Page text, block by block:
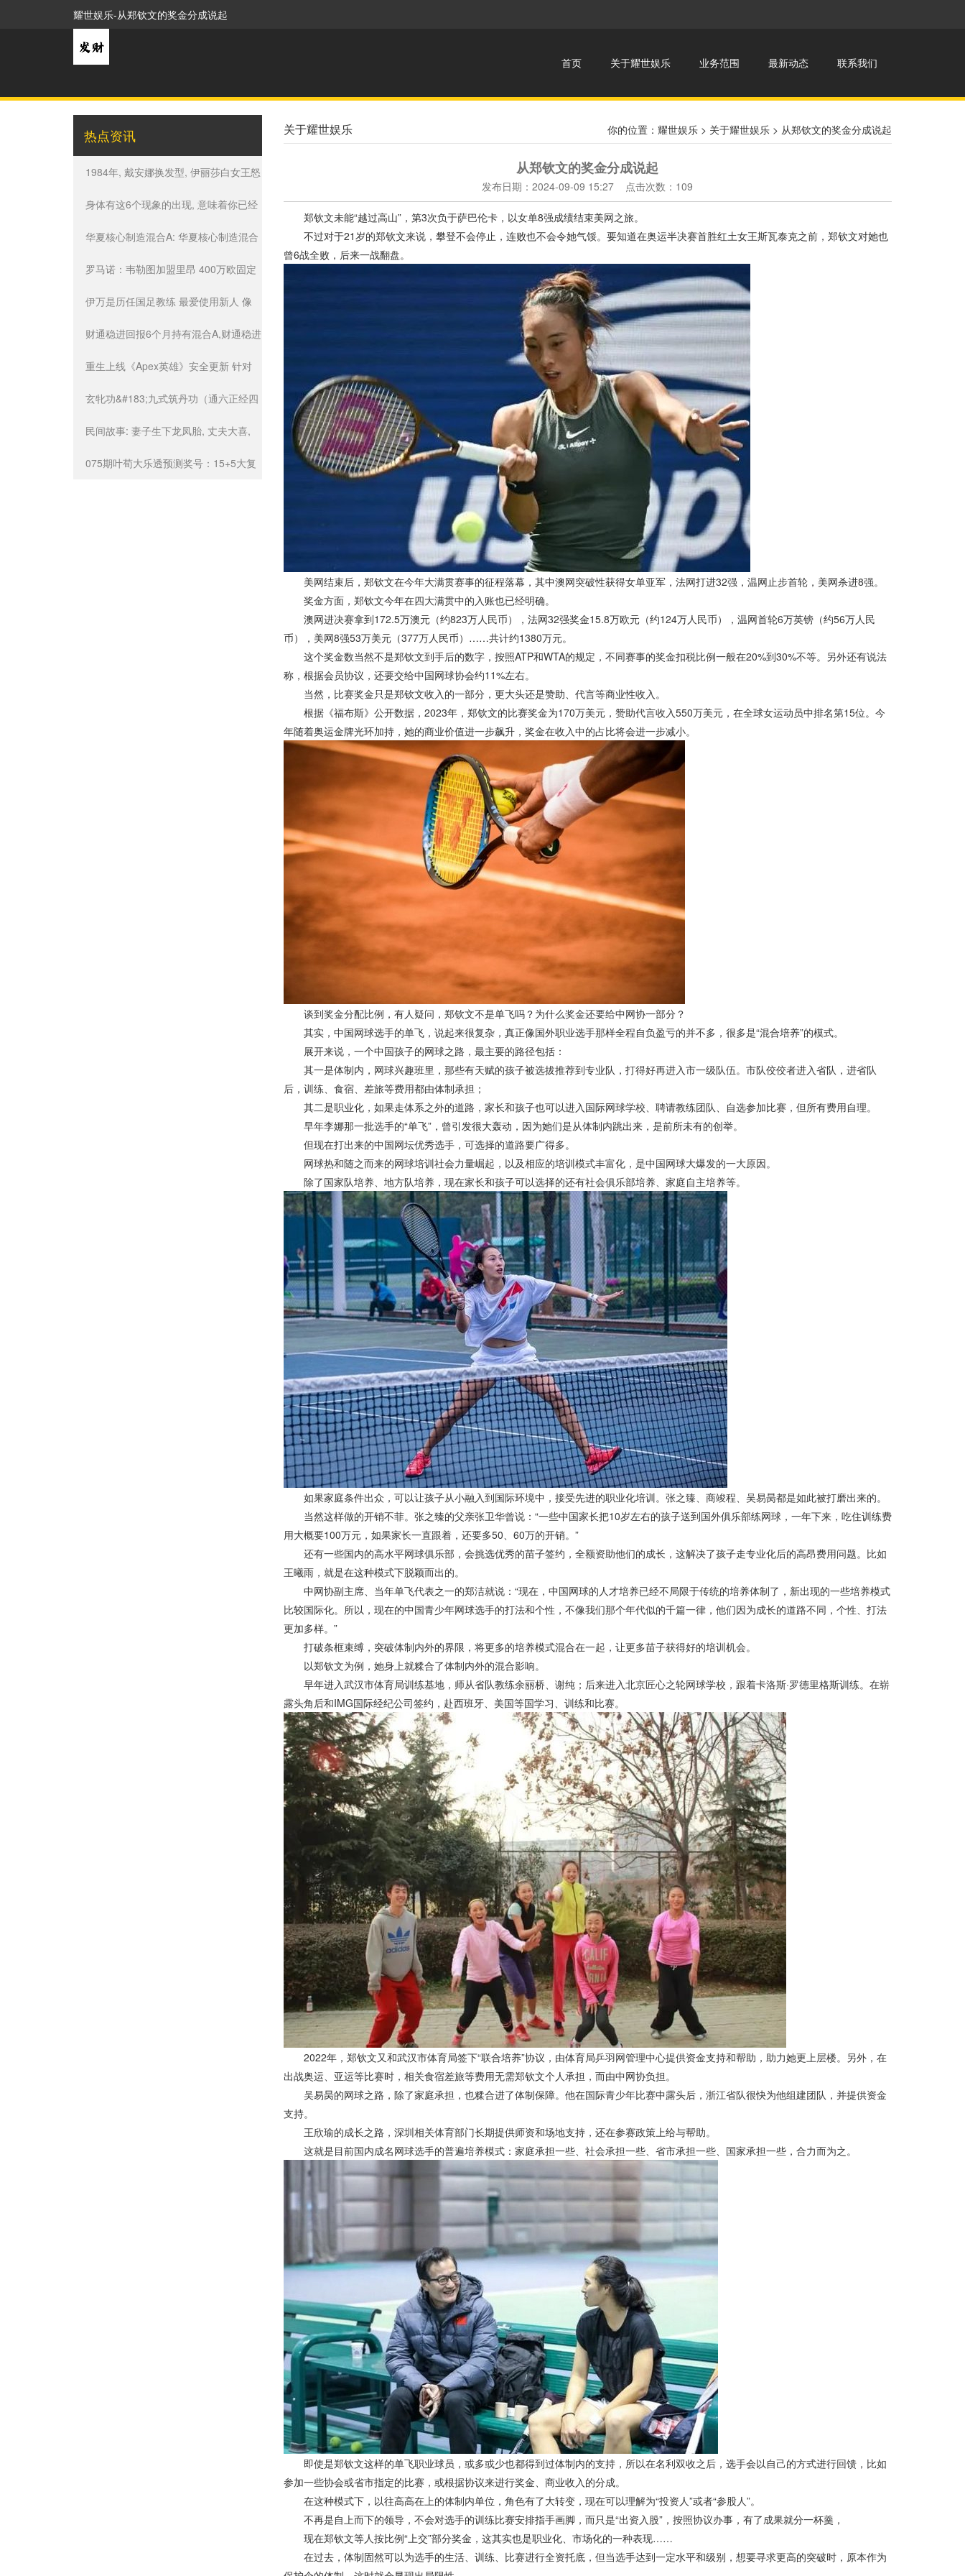
耀世娱乐-从郑钦文的奖金分成说起
首页 关于耀世娱乐 业务范围 最新动态 联系我们
热点资讯
1984年, 戴安娜换发型, 伊丽莎白女王怒
不可遏, 从此她不再留长发
身体有这6个现象的出现, 意味着你已经
开始瘦了
华夏核心制造混合A: 华夏核心制造混合
型证券投资基金(华夏核心制造混合A)基
金产品资料概要更新(2024-07-13)
罗马诺：韦勒图加盟里昂 400万欧固定
+100万浮动
伊万是历任国足教练 最爱使用新人 像
徐皓阳 18强还会有更多机会
财通稳进回报6个月持有混合A,财通稳进
回报6个月持有混合C: 财通稳进回报6个
月持有期混合型证券投资基金托管协议
(2024年07月13日公告)
重生上线《Apex英雄》安全更新 针对
黑客外挂入侵
玄牝功&#183;九式筑丹功（通六正经四
奇经）
民间故事: 妻子生下龙凤胎, 丈夫大喜,
乞丐悄悄说: 孩子不是你的
075期叶荀大乐透预测奖号：15+5大复
关于耀世娱乐 你的位置： 耀世娱乐 > 关于耀世娱乐 > 从郑钦文的奖金分成说起
从郑钦文的奖金分成说起
发布日期：2024-09-09 15:27 点击次数：109
郑钦文未能“越过高山”，第3次负于萨巴伦卡，以女单8强成绩结束美网之旅。
不过对于21岁的郑钦文来说，攀登不会停止，连败也不会令她气馁。要知道在奥运半决赛首胜红土女王斯瓦泰克之前，郑钦文对她也
曾6战全败，后来一战翻盘。
美网结束后，郑钦文在今年大满贯赛事的征程落幕，其中澳网突破性获得女单亚军，法网打进32强，温网止步首轮，美网杀进8强。
奖金方面，郑钦文今年在四大满贯中的入账也已经明确。
澳网进决赛拿到172.5万澳元（约823万人民币），法网32强奖金15.8万欧元（约124万人民币），温网首轮6万英镑（约56万人民
币），美网8强53万美元（377万人民币）……共计约1380万元。
这个奖金数当然不是郑钦文到手后的数字，按照ATP和WTA的规定，不同赛事的奖金扣税比例一般在20%到30%不等。另外还有说法
称，根据会员协议，还要交给中国网球协会约11%左右。
当然，比赛奖金只是郑钦文收入的一部分，更大头还是赞助、代言等商业性收入。
根据《福布斯》公开数据，2023年，郑钦文的比赛奖金为170万美元，赞助代言收入550万美元，在全球女运动员中排名第15位。今
年随着奥运金牌光环加持，她的商业价值进一步飙升，奖金在收入中的占比将会进一步减小。
谈到奖金分配比例，有人疑问，郑钦文不是单飞吗？为什么奖金还要给中网协一部分？
其实，中国网球选手的单飞，说起来很复杂，真正像国外职业选手那样全程自负盈亏的并不多，很多是“混合培养”的模式。
展开来说，一个中国孩子的网球之路，最主要的路径包括：
其一是体制内，网球兴趣班里，那些有天赋的孩子被选拔推荐到专业队，打得好再进入市一级队伍。市队佼佼者进入省队，进省队
后，训练、食宿、差旅等费用都由体制承担；
其二是职业化，如果走体系之外的道路，家长和孩子也可以进入国际网球学校、聘请教练团队、自选参加比赛，但所有费用自理。
早年李娜那一批选手的“单飞”，曾引发很大轰动，因为她们是从体制内跳出来，是前所未有的创举。
但现在打出来的中国网坛优秀选手，可选择的道路要广得多。
网球热和随之而来的网球培训社会力量崛起，以及相应的培训模式丰富化，是中国网球大爆发的一大原因。
除了国家队培养、地方队培养，现在家长和孩子可以选择的还有社会俱乐部培养、家庭自主培养等。
如果家庭条件出众，可以让孩子从小融入到国际环境中，接受先进的职业化培训。张之臻、商竣程、吴易昺都是如此被打磨出来的。
当然这样做的开销不菲。张之臻的父亲张卫华曾说：“一些中国家长把10岁左右的孩子送到国外俱乐部练网球，一年下来，吃住训练费
用大概要100万元，如果家长一直跟着，还要多50、60万的开销。”
还有一些国内的高水平网球俱乐部，会挑选优秀的苗子签约，全额资助他们的成长，这解决了孩子走专业化后的高昂费用问题。比如
王曦雨，就是在这种模式下脱颖而出的。
中网协副主席、当年单飞代表之一的郑洁就说：“现在，中国网球的人才培养已经不局限于传统的培养体制了，新出现的一些培养模式
比较国际化。所以，现在的中国青少年网球选手的打法和个性，不像我们那个年代似的千篇一律，他们因为成长的道路不同，个性、打法
更加多样。”
打破条框束缚，突破体制内外的界限，将更多的培养模式混合在一起，让更多苗子获得好的培训机会。
以郑钦文为例，她身上就糅合了体制内外的混合影响。
早年进入武汉市体育局训练基地，师从省队教练余丽桥、谢纯；后来进入北京匠心之轮网球学校，跟着卡洛斯·罗德里格斯训练。在崭
露头角后和IMG国际经纪公司签约，赴西班牙、美国等国学习、训练和比赛。
2022年，郑钦文又和武汉市体育局签下“联合培养”协议，由体育局乒羽网管理中心提供资金支持和帮助，助力她更上层楼。另外，在
出战奥运、亚运等比赛时，相关食宿差旅等费用无需郑钦文个人承担，而由中网协负担。
吴易昺的网球之路，除了家庭承担，也糅合进了体制保障。他在国际青少年比赛中露头后，浙江省队很快为他组建团队，并提供资金
支持。
王欣瑜的成长之路，深圳相关体育部门长期提供师资和场地支持，还在参赛政策上给与帮助。
这就是目前国内成名网球选手的普遍培养模式：家庭承担一些、社会承担一些、省市承担一些、国家承担一些，合力而为之。
即使是郑钦文这样的单飞职业球员，或多或少也都得到过体制内的支持，所以在名利双收之后，选手会以自己的方式进行回馈，比如
参加一些协会或省市指定的比赛，或根据协议来进行奖金、商业收入的分成。
在这种模式下，以往高高在上的体制内单位，角色有了大转变，现在可以理解为“投资人”或者“参股人”。
不再是自上而下的领导，不会对选手的训练比赛安排指手画脚，而只是“出资入股”，按照协议办事，有了成果就分一杯羹，
现在郑钦文等人按比例“上交”部分奖金，这其实也是职业化、市场化的一种表现……
在过去，体制固然可以为选手的生活、训练、比赛进行全资托底，但当选手达到一定水平和级别，想要寻求更高的突破时，原本作为